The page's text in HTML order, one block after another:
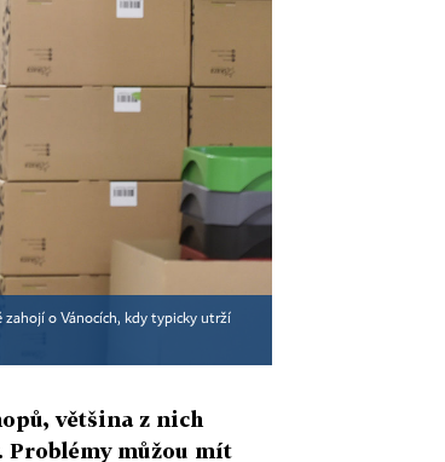
zahojí o Vánocích, kdy typicky utrží
většina z nich
Problémy můžou mít